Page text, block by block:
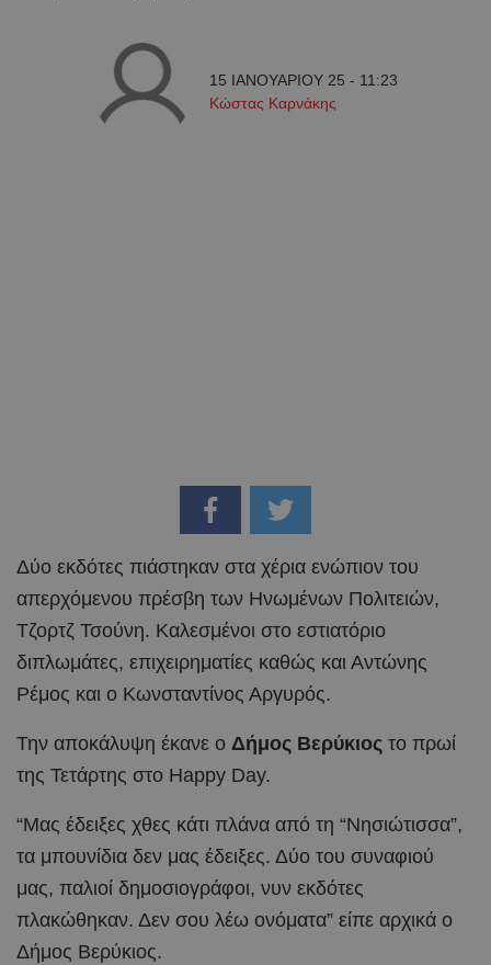
15 ΙΑΝΟΥΑΡΙΟΥ 25 - 11:23
Κώστας Καρνάκης
Δύο εκδότες πιάστηκαν στα χέρια ενώπιον του
απερχόμενου πρέσβη των Ηνωμένων Πολιτειών,
Τζορτζ Τσούνη. Καλεσμένοι στο εστιατόριο
διπλωμάτες, επιχειρηματίες καθώς και Αντώνης
Ρέμος και ο Κωνσταντίνος Αργυρός.
Την αποκάλυψη έκανε ο Δήμος Βερύκιος το πρωί
της Τετάρτης στο Happy Day.
“Μας έδειξες χθες κάτι πλάνα από τη “Νησιώτισσα”,
τα μπουνίδια δεν μας έδειξες. Δύο του συναφιού
μας, παλιοί δημοσιογράφοι, νυν εκδότες
πλακώθηκαν. Δεν σου λέω ονόματα” είπε αρχικά ο
Δήμος Βερύκιος.